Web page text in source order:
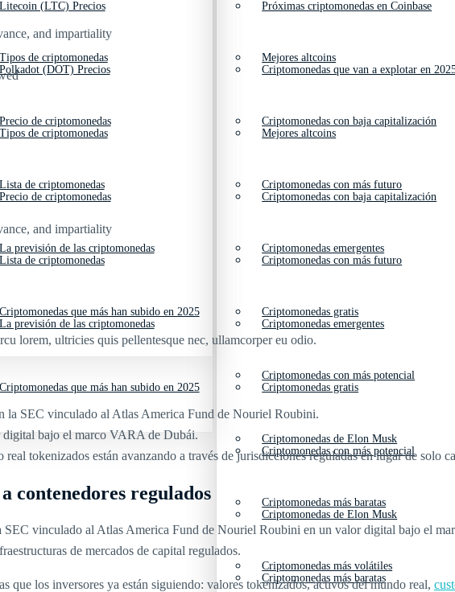
Tipos de criptomonedas
Precio de criptomonedas
Lista de criptomonedas
La previsión de las criptomonedas
Criptomonedas que más han subido en 2025
Mejores altcoins
Criptomonedas con baja capitalización
Criptomonedas con más futuro
Criptomonedas emergentes
Criptomonedas gratis
Criptomonedas con más potencial
Criptomonedas de Elon Musk
Criptomonedas más baratas
Criptomonedas más volátiles
Litecoin (LTC) Precios
Polkadot (DOT) Precios
Tipos de criptomonedas
Precio de criptomonedas
Lista de criptomonedas
La previsión de las criptomonedas
Criptomonedas que más han subido en 2025
Próximas criptomonedas en Coinbase
Criptomonedas que van a explotar en
Mejores altcoins
Criptomonedas con baja capitalización
Criptomonedas con más futuro
Criptomonedas emergentes
Criptomonedas gratis
Criptomonedas con más potencial
Criptomonedas de Elon Musk
Criptomonedas más baratas
and impartiality
and impartiality
lorem, ultricies quis pellentesque nec, ullamcorper eu odio.
la SEC vinculado al Atlas America Fund de Nouriel Roubini.
digital bajo el marco VARA de Dubái.
tokenizados están avanzando a través de jurisdicciones reguladas en lugar de solo
contenedores regulados
SEC vinculado al Atlas America Fund de Nouriel Roubini en un valor digital bajo el
de mercados de capital regulados.
que los inversores ya están siguiendo: valores tokenizados, activos del mundo real,